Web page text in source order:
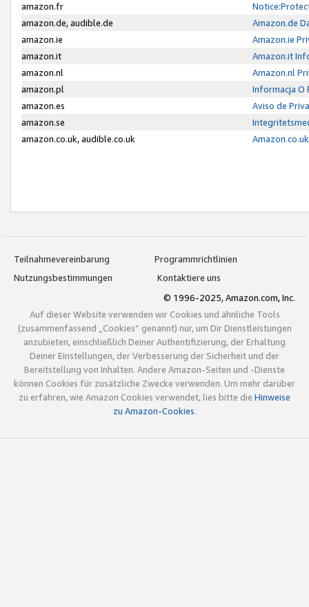
amazon.fr
amazon.de, audible.de
Amazon.de
amazon.ie
Amazon.ie
amazon.it
Amazon.it
amazon.nl
Amazon.nl
amazon.pl
Informacja O
amazon.es
Aviso de
amazon.se
amazon.co.uk, audible.co.uk
Teilnahmevereinbarung
Programmrichtlinien
Nutzungsbestimmungen
Kontaktiere uns
© 1996-2025, Amazon.com, Inc.
Auf dieser Website verwenden wir Cookies und ähnliche Tools
(zusammenfassend „Cookies“ genannt) nur, um Dir Dienstleistungen
anzubieten, einschließlich Deiner Authentifizierung, der Erhaltung
Deiner Einstellungen, der Verbesserung der Sicherheit und der
Bereitstellung von Inhalten. Andere Amazon-Seiten und -Dienste
können Cookies für zusätzliche Zwecke verwenden. Um mehr darüber
zu erfahren, wie Amazon Cookies verwendet, lies bitte die Hinweise
zu Amazon-Cookies.